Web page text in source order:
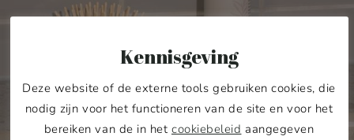
Kennisgeving
Deze website of de externe tools gebruiken cookies, die
nodig zijn voor het functioneren van de site en voor het
bereiken van de in het cookiebeleid aangegeven